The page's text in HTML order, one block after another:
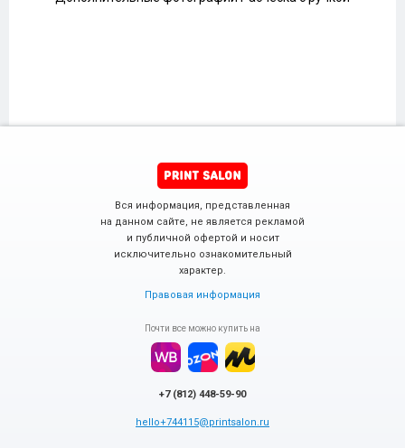
Вся информация, представленная
на данном сайте, не является рекламой
и публичной офертой и носит
исключительно ознакомительный
характер.
Правовая информация
Почти все можно купить на
+7 (812) 448-59-90
hello+744115@printsalon.ru